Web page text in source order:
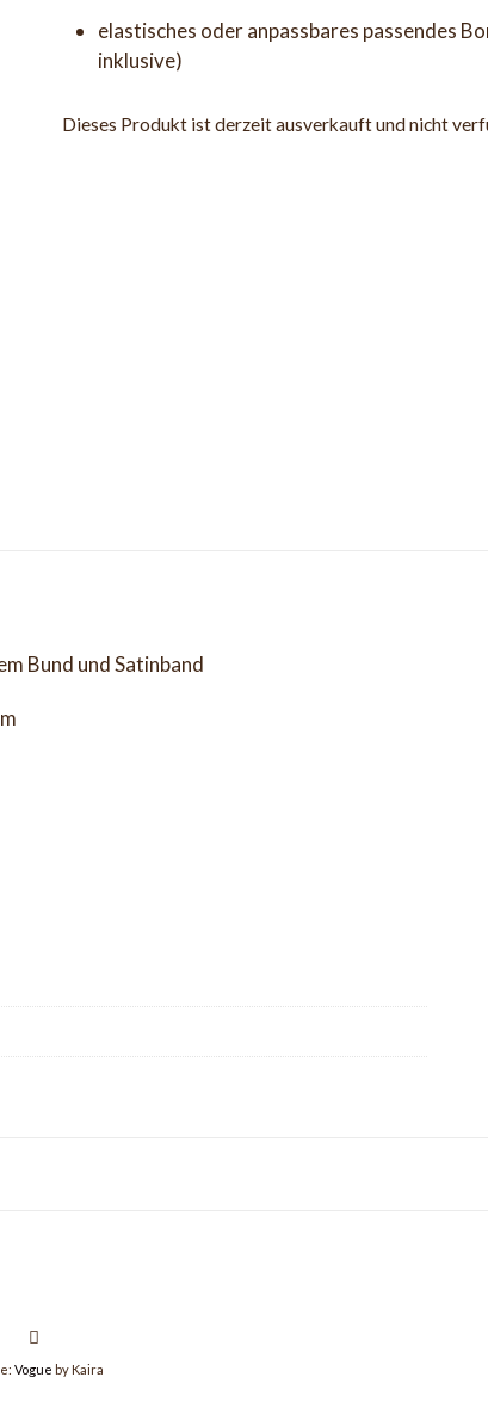
elastisches oder anpassbares passendes
inklusive)
Dieses Produkt ist derzeit ausverkauft und nicht
Bund und Satinband
Vogue by Kaira